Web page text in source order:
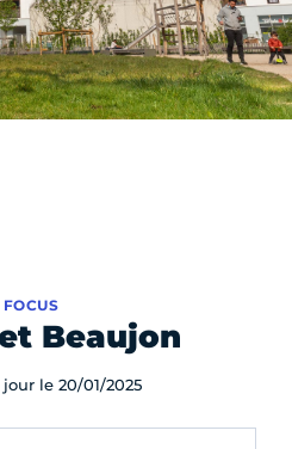
Beaujon
FOCUS
le 20/01/2025